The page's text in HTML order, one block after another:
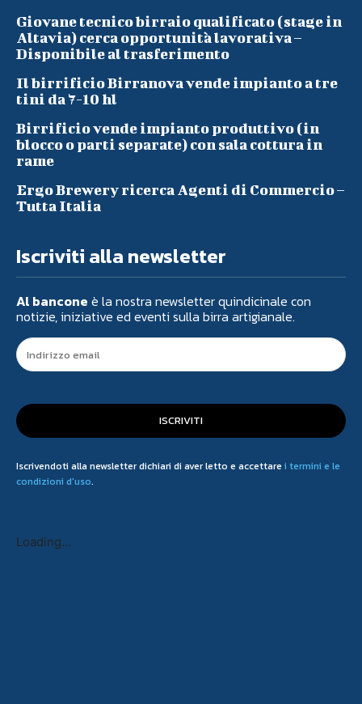
Giovane tecnico birraio qualificato (stage in
Altavia) cerca opportunità lavorativa –
Disponibile al trasferimento
Il birrificio Birranova vende impianto a tre
tini da 7-10 hl
Birrificio vende impianto produttivo (in
blocco o parti separate) con sala cottura in
rame
Ergo Brewery ricerca Agenti di Commercio –
Tutta Italia
Iscriviti alla newsletter
Al bancone è la nostra newsletter quindicinale con
notizie, iniziative ed eventi sulla birra artigianale.
ISCRIVITI
Iscrivendoti alla newsletter dichiari di aver letto e accettare i termini e le
condizioni d'uso.
Loading...